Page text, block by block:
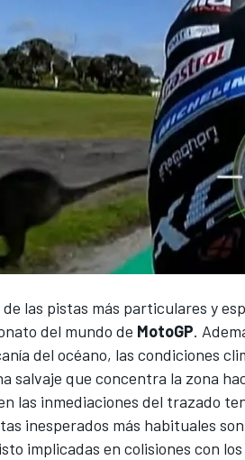
de las pistas más particulares y
del mundo de MotoGP.
del océano, las condiciones
salvaje que concentra la zona
las inmediaciones del trazado
inesperados más habituales
implicadas en colisiones con